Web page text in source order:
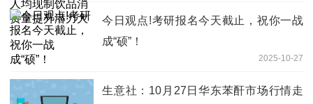
今日观点!考研报名今天截止，祝你一战
成“硕”！
2025-10-27
生意社：10月27日华东苯酐市场行情走